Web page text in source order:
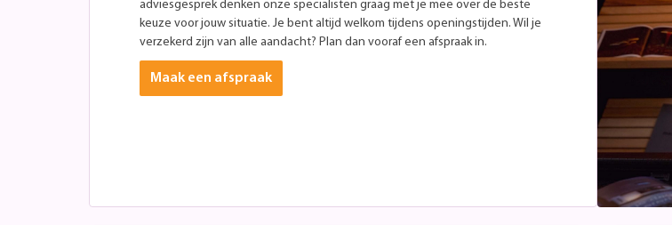
adviesgesprek denken onze specialisten graag met je mee over de beste
keuze voor jouw situatie. Je bent altijd welkom tijdens openingstijden. Wil je
verzekerd zijn van alle aandacht? Plan dan vooraf een afspraak in.
Maak een afspraak